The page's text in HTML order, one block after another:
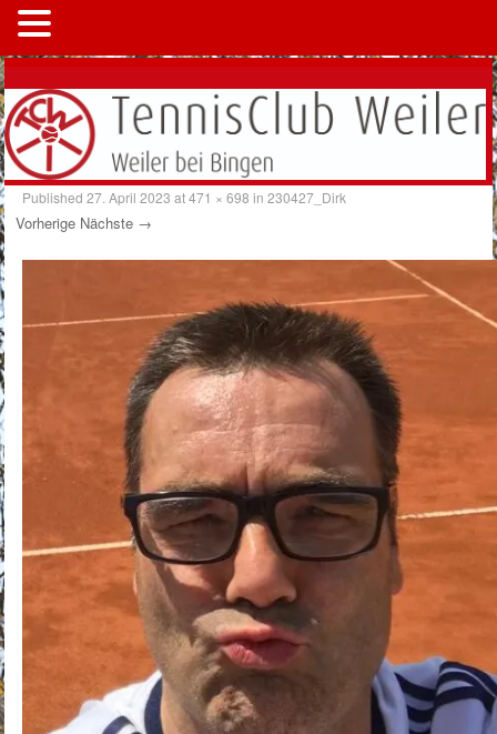
Published27. April 2023 at471 × 698 in230427_Dirk
Vorherige Nächste →